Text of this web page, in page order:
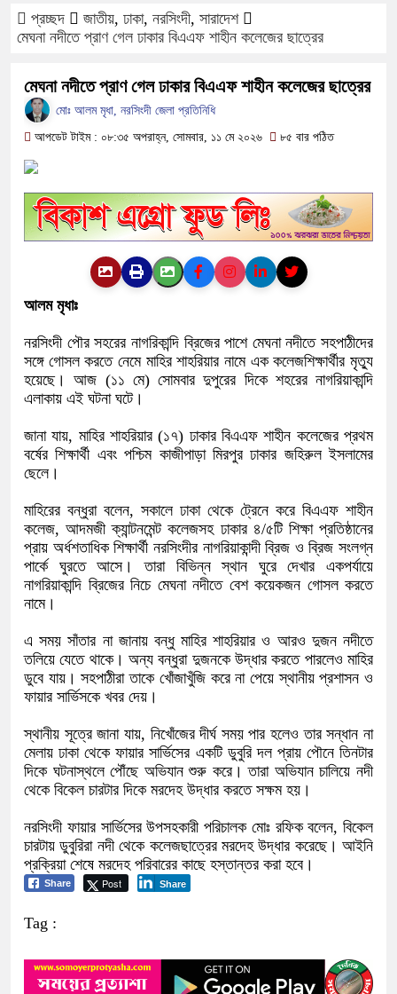
ফরিদপুরে ওজোপাডিকোর উদ্যোগে
বাংলাদেশের আকাশে রহস্যময় আলোর
কোদাল
ফরিদপুরে ‘শ্মশান বন্ধু’ কানু সেন
প্রচ্ছদ জাতীয়, ঢাকা, নরসিংদী, সারাদেশ
মেঘনা নদীতে প্রাণ গেল ঢাকার বিএএফ শাহীন কলেজের ছাত্রের
মেঘনা নদীতে প্রাণ গেল ঢাকার বিএএফ শাহীন কলেজের ছাত্রের
মোঃ আলম মৃধা, নরসিংদী জেলা প্রতিনিধি
আপডেট টাইম : ০৮:৩৫ অপরাহ্ন, সোমবার, ১১ মে ২০২৬
৮৫ বার পঠিত
আলম মৃধাঃ
নরসিংদী পৌর সহরের নাগরিকান্দি ব্রিজের পাশে মেঘনা নদীতে সহপাঠীদের
সঙ্গে গোসল করতে নেমে মাহির শাহরিয়ার নামে এক কলেজশিক্ষার্থীর মৃত্যু
হয়েছে। আজ (১১ মে) সোমবার দুপুরের দিকে শহরের নাগরিয়াকান্দি
এলাকায় এই ঘটনা ঘটে।
জানা যায়, মাহির শাহরিয়ার (১৭) ঢাকার বিএএফ শাহীন কলেজের প্রথম
বর্ষের শিক্ষার্থী এবং পশ্চিম কাজীপাড়া মিরপুর ঢাকার জহিরুল ইসলামের
ছেলে।
মাহিরের বন্ধুরা বলেন, সকালে ঢাকা থেকে ট্রেনে করে বিএএফ শাহীন
কলেজ, আদমজী ক্যান্টনমেন্ট কলেজসহ ঢাকার ৪/৫টি শিক্ষা প্রতিষ্ঠানের
প্রায় অর্ধশতাধিক শিক্ষার্থী নরসিংদীর নাগরিয়াকান্দী ব্রিজ ও ব্রিজ সংলগ্ন
পার্কে ঘুরতে আসে। তারা বিভিন্ন স্থান ঘুরে দেখার একপর্যায়ে
নাগরিয়াকান্দি ব্রিজের নিচে মেঘনা নদীতে বেশ কয়েকজন গোসল করতে
নামে।
এ সময় সাঁতার না জানায় বন্ধু মাহির শাহরিয়ার ও আরও দুজন নদীতে
তলিয়ে যেতে থাকে। অন্য বন্ধুরা দুজনকে উদ্ধার করতে পারলেও মাহির
ডুবে যায়। সহপাঠীরা তাকে খোঁজাখুঁজি করে না পেয়ে স্থানীয় প্রশাসন ও
ফায়ার সার্ভিসকে খবর দেয়।
স্থানীয় সূত্রে জানা যায়, নিখোঁজের দীর্ঘ সময় পার হলেও তার সন্ধান না
মেলায় ঢাকা থেকে ফায়ার সার্ভিসের একটি ডুবুরি দল প্রায় পৌনে তিনটার
দিকে ঘটনাস্থলে পৌঁছে অভিযান শুরু করে। তারা অভিযান চালিয়ে নদী
থেকে বিকেল চারটার দিকে মরদেহ উদ্ধার করতে সক্ষম হয়।
নরসিংদী ফায়ার সার্ভিসের উপসহকারী পরিচালক মোঃ রফিক বলেন, বিকেল
চারটায় ডুবুরিরা নদী থেকে কলেজছাত্রের মরদেহ উদ্ধার করেছে। আইনি
প্রক্রিয়া শেষে মরদেহ পরিবারের কাছে হস্তান্তর করা হবে।
Share Post Share
Tag :